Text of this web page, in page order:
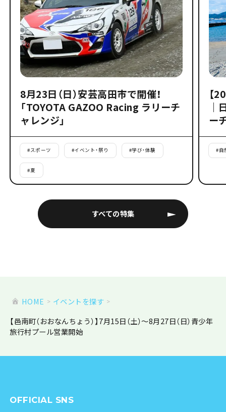
すべての特集
8月23日（日）安芸高田市で開催！
「TOYOTA GAZOO Racing ラリーチ
ャレンジ」
#スポーツ #イベント・祭り #学び・体験
#夏
【
｜
ー
#自
HOME
イベントを探す
【邑南町（おおなんちょう）】7月15日（土）～8月27日（日）青少年
旅行村プール営業開始
OFFICIAL SNS